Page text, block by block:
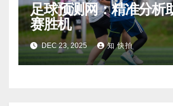
足球预测网：精准分析
赛胜机
DEC 23, 2025 知 快拍